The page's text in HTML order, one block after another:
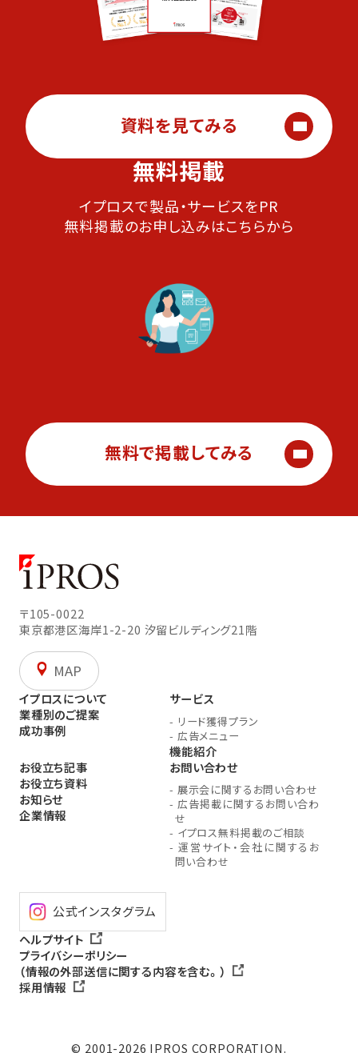
資料を見てみる
無料掲載
イプロスで製品・サービスをPR
無料掲載のお申し込みはこちらから
無料で掲載してみる
〒105-0022
東京都港区海岸1-2-20 汐留ビルディング21階
MAP
イプロスについて
業種別のご提案
成功事例
サービス
- リード獲得プラン
- 広告メニュー
機能紹介
お役立ち記事
お役立ち資料
お知らせ
企業情報
お問い合わせ
- 展示会に関するお問い合わせ
- 広告掲載に関するお問い合わ
せ
- イプロス無料掲載のご相談
- 運営サイト・会社に関するお
問い合わせ
公式インスタグラム
ヘルプサイト
プライバシーポリシー
（情報の外部送信に関する内容を含む。）
採用情報
© 2001-2026 IPROS CORPORATION.